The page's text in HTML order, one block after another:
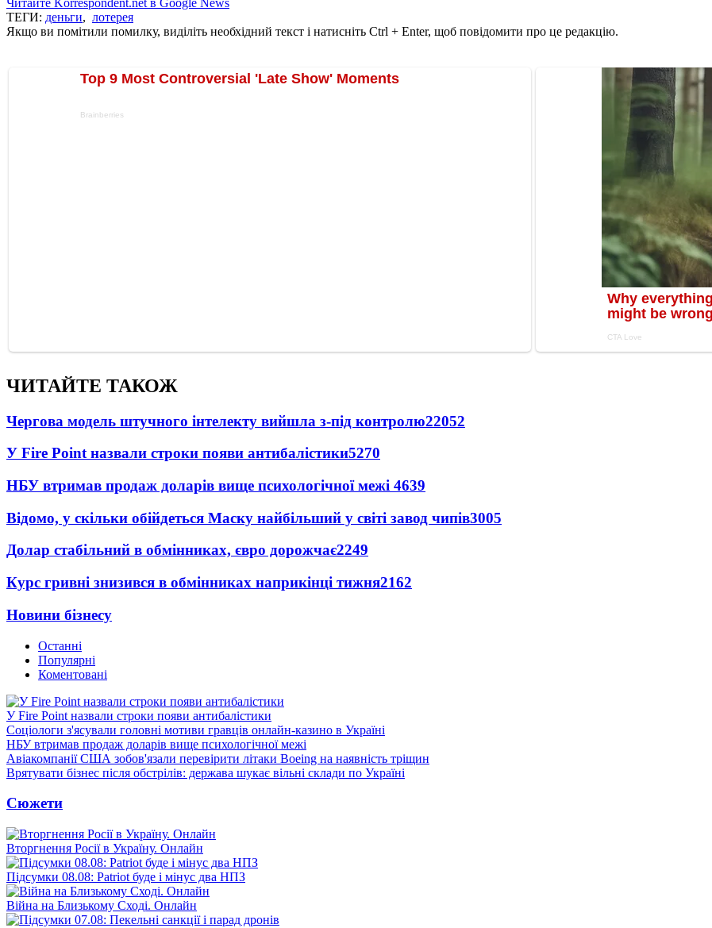
ТЕГИ: деньги, лотерея
Якщо ви помітили помилку, виділіть необхідний текст і натисніть Ctrl + Enter, щоб повідомити про це редакцію.
ЧИТАЙТЕ ТАКОЖ
Чергова модель штучного інтелекту вийшла з-під контролю22052
У Fire Point назвали строки появи антибалістики5270
НБУ втримав продаж доларів вище психологічної межі 4639
Відомо, у скільки обійдеться Маску найбільший у світі завод чипів3005
Долар стабільний в обмінниках, євро дорожчає2249
Курс гривні знизився в обмінниках наприкінці тижня2162
Новини бізнесу
Останні
Популярні
Коментовані
У Fire Point назвали строки появи антибалістики
Соціологи з'ясували головні мотиви гравців онлайн-казино в Україні
НБУ втримав продаж доларів вище психологічної межі
Авіакомпанії США зобов'язали перевірити літаки Boeing на наявність тріщин
Врятувати бізнес після обстрілів: держава шукає вільні склади по Україні
Сюжети
Вторгнення Росії в Україну. Онлайн
Підсумки 08.08: Patriot буде і мінус два НПЗ
Війна на Близькому Сході. Онлайн